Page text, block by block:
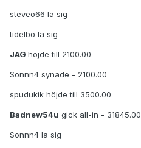
steveo66 la sig
tidelbo la sig
JAG höjde till 2100.00
Sonnn4 synade - 2100.00
spudukik höjde till 3500.00
Badnew54u gick all-in - 31845.00
Sonnn4 la sig